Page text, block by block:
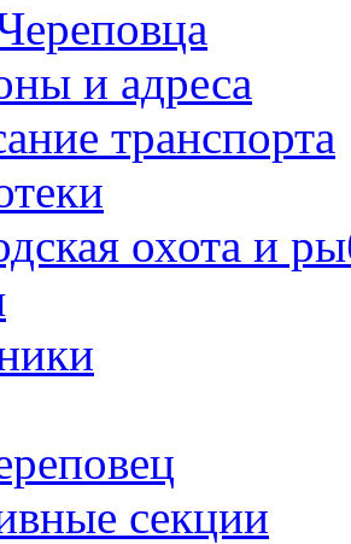
и адреса
транспорта
охота и
секции